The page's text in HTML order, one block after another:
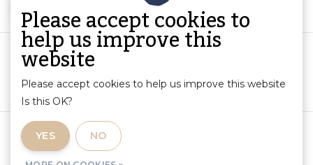
Terms and Conditions
Privacy Policy
Please accept cookies to
help us improve this
website
Please accept cookies to help us improve this website
Is this OK?
YES NO